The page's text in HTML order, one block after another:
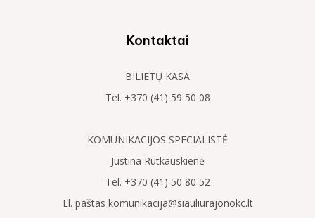
Kontaktai
BILIETŲ KASA
Tel. +370 (41) 59 50 08
KOMUNIKACIJOS SPECIALISTĖ
Justina Rutkauskienė
Tel. +370 (41) 50 80 52
El. paštas komunikacija@siauliurajonokc.lt